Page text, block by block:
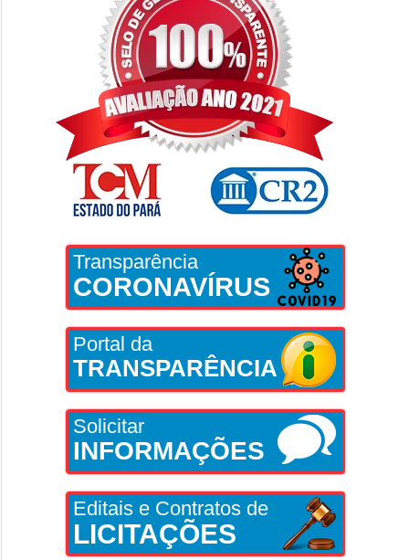
Transparência
CORONAVÍRUS
Portal da
TRANSPARÊNCIA
Solicitar
INFORMAÇÕES
Editais e Contratos de
LICITAÇÕES